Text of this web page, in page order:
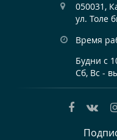
050031,
ул. Толе
Время
Будни с
Сб, Вс -